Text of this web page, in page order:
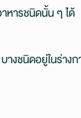
หารชนิดนั้น ๆ ได้
นิดอยู่ในร่าง